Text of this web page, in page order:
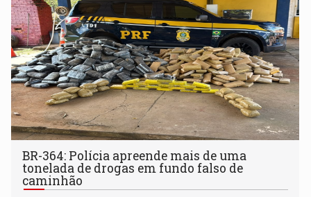
BR-364: Polícia apreende mais de uma
tonelada de drogas em fundo falso de
caminhão